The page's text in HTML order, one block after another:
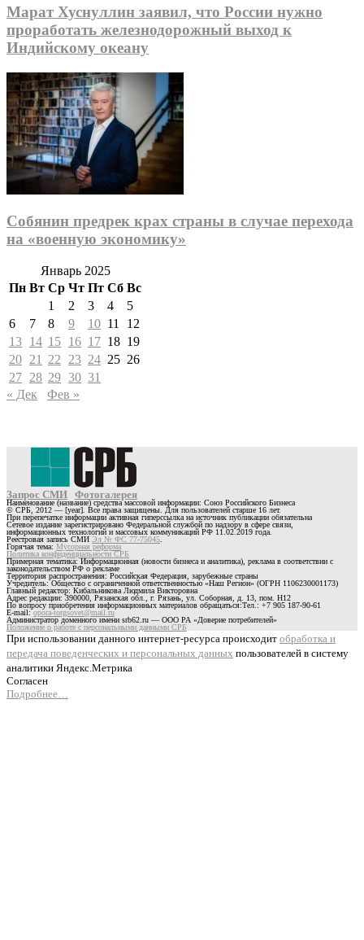
Марат Хуснуллин заявил, что России нужно
проработать железнодорожный выход к
Индийскому океану
Собянин предрек крах страны в случае перехода
на «военную экономику»
Январь 2025
Пн Вт Ср Чт Пт Сб Вс
1
2 3 4
5
6
7 8 9 10 11
12
13 14 15 16 17 18 19
20 21 22 23 24 25 26
27 28 29 30 31
« Дек
Фев »
Запрос СМИ Фотогалерея
Наименование (название) средства массовой информации: Союз Российского Бизнеса
© СРБ, 2012 — [year]. Все права защищены. Для пользователей старше 16 лет.
При перепечатке информации активная гиперссылка на источник публикации обязательна
Сетевое издание зарегистрировано Федеральной службой по надзору в сфере связи,
информационных технологий и массовых коммуникаций РФ 11.02.2019 года.
Реестровая запись СМИ Эл № ФС 77-75045
Горячая тема: Мусорная реформа
Политика конфиденциальности СРБ
Примерная тематика: Информационная (новости бизнеса и аналитика), реклама в соответствии с
законодательством РФ о рекламе
Территория распространения: Российская Федерация, зарубежные страны
Учредитель: Общество с ограниченной ответственностью «Наш Регион» (ОГРН 1106230001173)
Главный редактор: Кибальникова Людмила Викторовна
Адрес редакции: 390000, Рязанская обл., г. Рязань, ул. Соборная, д. 13, пом. Н12
По вопросу приобретения информационных материалов обращаться:Тел.: +7 905 187-90-61
E-mail:opora-torgsovet@mail.ru
Администратор доменного имени srb62.ru — ООО РА «Доверие потребителей»
Положение о работе с персональными данными СРБ
При использовании данного интернет-ресурса происходит обработка и
передача поведенческих и персональных данных пользователей в систему
аналитики Яндекс.Метрика
Согласен
Подробнее…